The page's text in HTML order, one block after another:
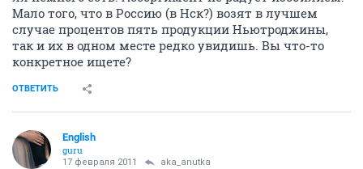
Мало того, что в Россию (в Нск?) возят в лучшем
случае процентов пять продукции Ньютроджины,
так и их в одном месте редко увидишь. Вы что-то
конкретное ищете?
ОТВЕТИТЬ
English
guru
17 февраля 2011 aka_anutka